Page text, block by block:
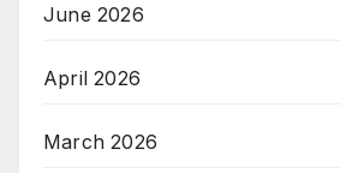
June 2026
April 2026
March 2026